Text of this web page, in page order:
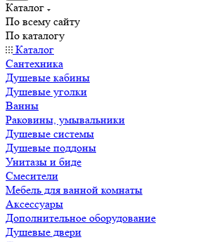
Каталог
По всему сайту
По каталогу
Каталог
Сантехника
Душевые кабины
Душевые уголки
Ванны
Раковины, умывальники
Душевые системы
Душевые поддоны
Унитазы и биде
Смесители
Мебель для ванной комнаты
Аксессуары
Дополнительное оборудование
Душевые двери